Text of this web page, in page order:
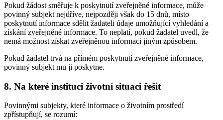
Pokud žádost směřuje k poskytnutí zveřejněné informace, může
povinný subjekt nejdříve, nejpozději však do 15 dnů, místo
poskytnutí informace sdělit žadateli údaje umožňující vyhledání a
získání zveřejněné informace. To neplatí, pokud žadatel uvedl, že
nemá možnost získat zveřejněnou informaci jiným způsobem.
Pokud žadatel trvá na přímém poskytnutí zveřejněné informace,
povinný subjekt mu ji poskytne.
8. Na které instituci životní situaci řešit
Povinnými subjekty, které informace o životním prostředí
zpřístupňují, se rozumí: